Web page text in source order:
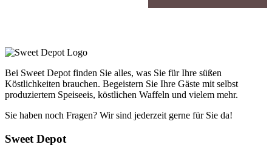
Bei Sweet Depot finden Sie alles, was Sie für Ihre süßen
Köstlichkeiten brauchen. Begeistern Sie Ihre Gäste mit selbst
produziertem Speiseeis, köstlichen Waffeln und vielem mehr.
Sie haben noch Fragen? Wir sind jederzeit gerne für Sie da!
Sweet Depot